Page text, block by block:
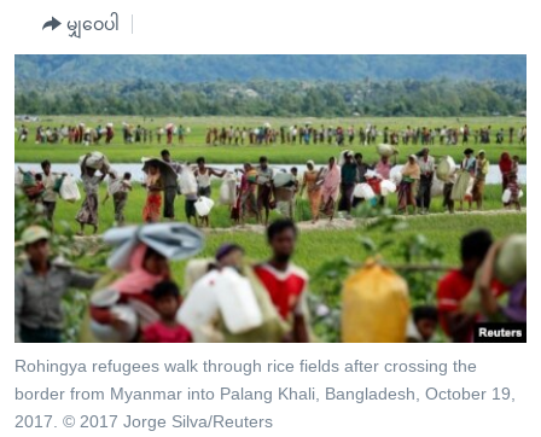
အကြောင်းအရာ
သို့
ကျော်
ကြည့်
ရန်
ပင်မ
အ
ညွန်း
စာမျက်နှာ
သို့
ကြည့်
အစ္စရေး-ပါလက်စတိုင်း
ရပ်ဝန်းတခု လမ်းတခု အလွန်
အင်္ဂလိပ်စာလေ့လာမယ်
အမေရိကန်သုံးအီဒီယံ
မကြေးမုံရဲ့ အင်္ဂလိပ်စာ
ရုပ်ရှင်ထဲက အင်္ဂလိပ်စာ
သုတပဒေသာ အင်္ဂလိပ်စာ
အပတ်စဉ်ကဏ္ဍများ
ရေဒီယို
တီဗွီ
ရေဒီယိုနှင့်ရုပ်သံ အချက်အလက်များ
ရေဒီယို/တီဗွီအစီအစဉ်
Learning English
ဗွီအိုအေ လူမှုကွန်ယက်များ
မျှဝေပါ
Rohingya refugees walk through rice fields after crossing the
border from Myanmar into Palang Khali, Bangladesh, October 19,
2017. © 2017 Jorge Silva/Reuters